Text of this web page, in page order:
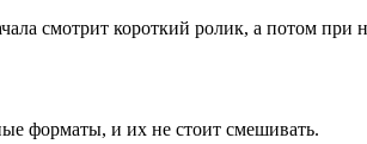
смотрит короткий ролик, а потом при
форматы, и их не стоит смешивать.